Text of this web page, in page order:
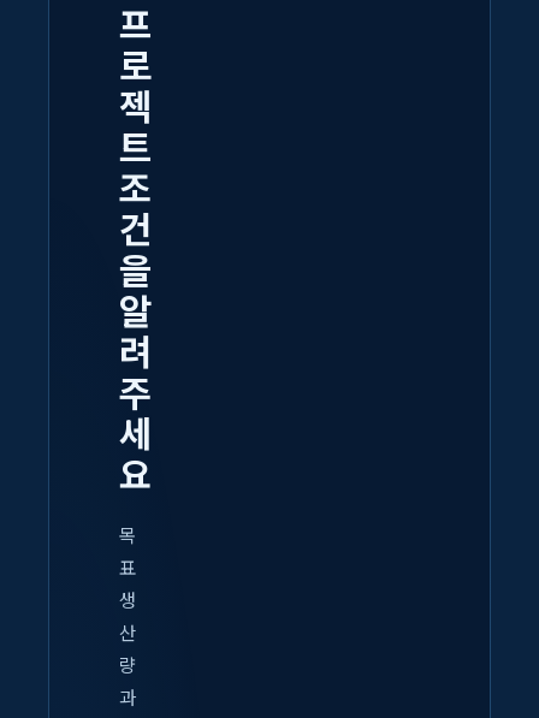
프
로
젝
트
조
건
을
알
려
주
세
요
목
표
생
산
량
과